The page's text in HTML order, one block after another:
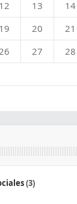
12 13 14
19 20 21
26 27 28
(3)